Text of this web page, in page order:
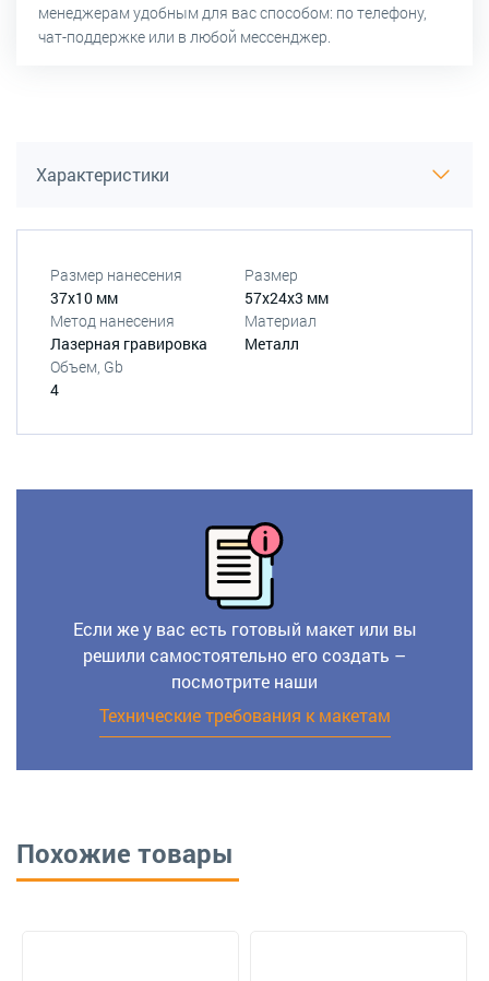
менеджерам удобным для вас способом: по телефону,
чат-поддержке или в любой мессенджер.
Характеристики
Размер нанесения
37х10 мм
Размер
57х24х3 мм
Метод нанесения
Лазерная гравировка
Материал
Металл
Объем, Gb
4
Если же у вас есть готовый макет или вы
решили самостоятельно его создать –
посмотрите наши
Технические требования к макетам
Похожие товары